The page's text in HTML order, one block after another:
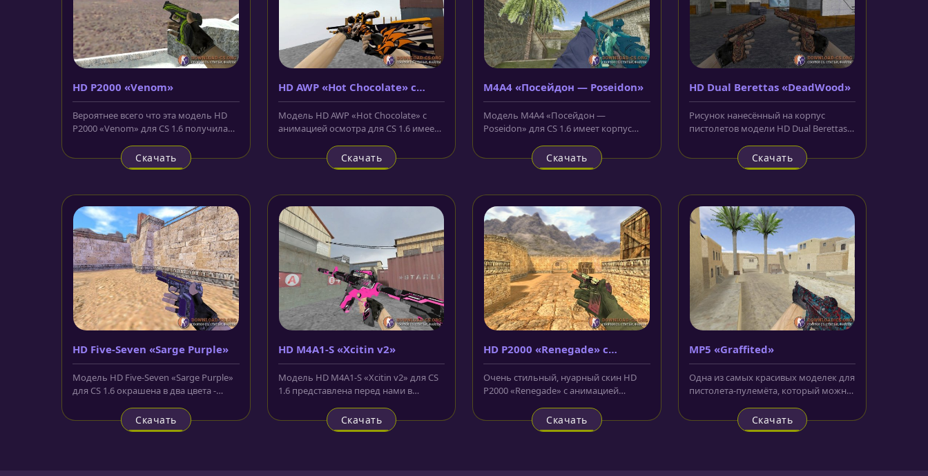
HD P2000 «Venom»
Вероятнее всего что эта модель HD
P2000 «Venom» для CS 1.6 получила
Скачать
HD AWP «Hot Chocolate» с
анимацией осмотра
Модель HD AWP «Hot Chocolate» с
анимацией осмотра для CS 1.6 имеет
Скачать
M4A4 «Посейдон — Poseidon»
Модель M4A4 «Посейдон —
Poseidon» для CS 1.6 имеет корпус
изображена...
Скачать
HD Dual Berettas «DeadWood»
Рисунок нанесённый на корпус
пистолетов модели HD Dual Berettas
Скачать
HD Five-Seven «Sarge Purple»
Модель HD Five-Seven «Sarge Purple»
для CS 1.6 окрашена в два цвета -
Скачать
HD M4A1-S «Xcitin v2»
Модель HD M4A1-S «Xcitin v2» для CS
1.6 представлена перед нами в
Скачать
HD P2000 «Renegade» с
анимацией осмотра
Очень стильный, нуарный скин HD
P2000 «Renegade» с анимацией
Скачать
MP5 «Graffited»
Одна из самых красивых моделек для
пистолета-пулемёта, который можно
Скачать